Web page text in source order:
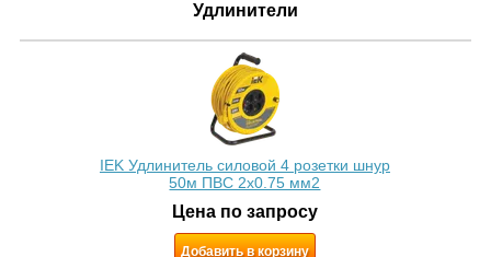
Удлинители
IEK Удлинитель силовой 4 розетки шнур
50м ПВС 2х0.75 мм2
Цена по запросу
Добавить в корзину